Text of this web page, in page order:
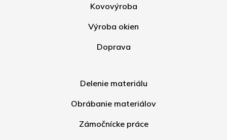
Kovovýroba
Výroba okien
Doprava
Delenie materiálu
Obrábanie materiálov
Zámočnícke práce